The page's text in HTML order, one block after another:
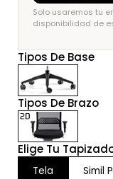
Solo usaremos tu
disponibilidad de
Tipos De Base
Tipos De Brazo
Elige Tu
Tela Simil